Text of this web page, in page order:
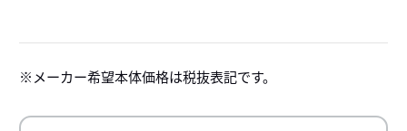
メーカー希望本体価格は税抜表記です。